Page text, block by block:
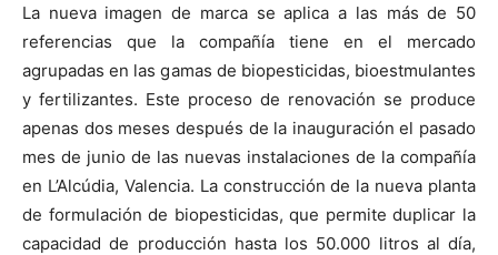
La nueva imagen de marca se aplica a las más de 50
referencias que la compañía tiene en el mercado
agrupadas en las gamas de biopesticidas, bioestmulantes
y fertilizantes. Este proceso de renovación se produce
apenas dos meses después de la inauguración el pasado
mes de junio de las nuevas instalaciones de la compañía
en L’Alcúdia, Valencia. La construcción de la nueva planta
de formulación de biopesticidas, que permite duplicar la
capacidad de producción hasta los 50.000 litros al día,